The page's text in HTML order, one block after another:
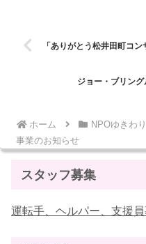
「ありがとう松井田町コ
ジョー・ブリン
ホーム NPOゆきわ
事業のお知らせ
スタッフ募集
運転手、ヘルパー、支援